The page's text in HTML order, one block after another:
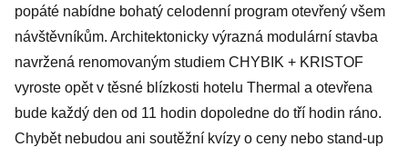
popáté nabídne bohatý celodenní program otevřený všem
návštěvníkům. Architektonicky výrazná modulární stavba
navržená renomovaným studiem CHYBIK + KRISTOF
vyroste opět v těsné blízkosti hotelu Thermal a otevřena
bude každý den od 11 hodin dopoledne do tří hodin ráno.
Chybět nebudou ani soutěžní kvízy o ceny nebo stand-up